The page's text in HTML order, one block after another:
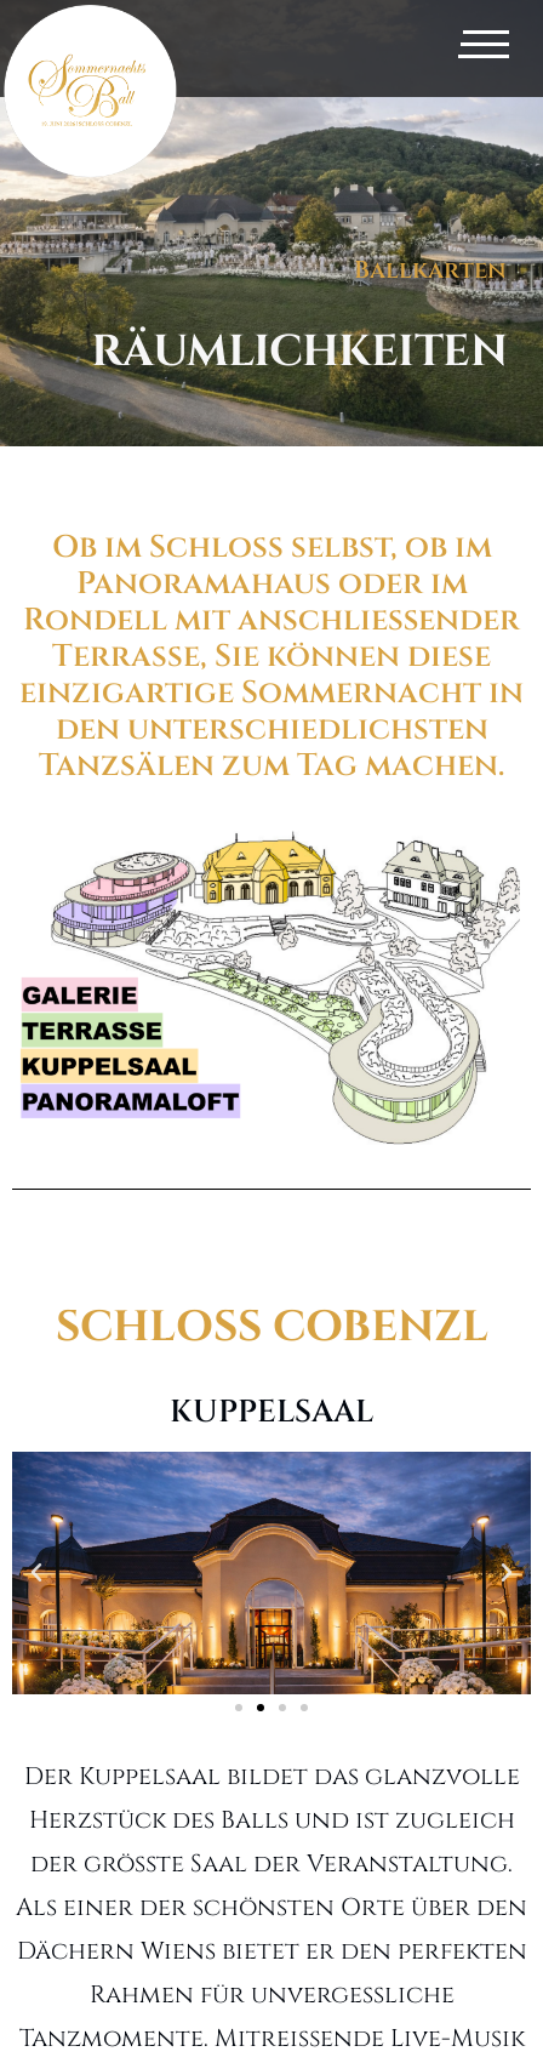
Ballkarten
RÄUMLICHKEITEN
Ob im Schloss selbst, ob im
Panoramahaus oder im
Rondell mit anschließender
Terrasse, Sie können diese
einzigartige Sommernacht in
den unterschiedlichsten
Tanzsälen zum Tag machen.
SCHLOSS COBENZL
KUPPELSAAL
Der Kuppelsaal bildet das glanzvolle
Herzstück des Balls und ist zugleich
der größte Saal der Veranstaltung.
Als einer der schönsten Orte über den
Dächern Wiens bietet er den perfekten
Rahmen für unvergessliche
Tanzmomente. Mitreißende Live-Musik